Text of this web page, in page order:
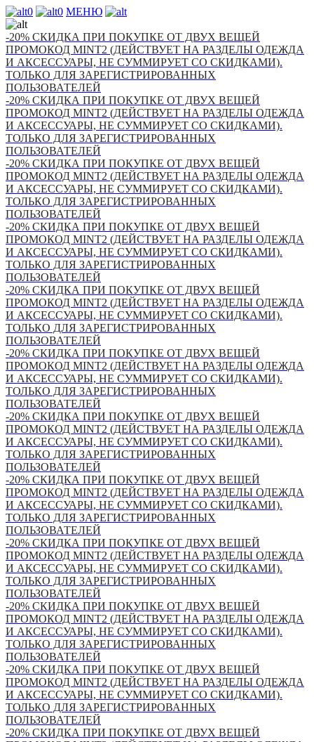
0 0 МЕНЮ
-20% СКИДКА ПРИ ПОКУПКЕ ОТ ДВУХ ВЕЩЕЙ
ПРОМОКОД MINT2 (ДЕЙСТВУЕТ НА РАЗДЕЛЫ ОДЕЖДА
И АКСЕССУАРЫ, НЕ СУММИРУЕТ СО СКИДКАМИ).
ТОЛЬКО ДЛЯ ЗАРЕГИСТРИРОВАННЫХ
ПОЛЬЗОВАТЕЛЕЙ
-20% СКИДКА ПРИ ПОКУПКЕ ОТ ДВУХ ВЕЩЕЙ
ПРОМОКОД MINT2 (ДЕЙСТВУЕТ НА РАЗДЕЛЫ ОДЕЖДА
И АКСЕССУАРЫ, НЕ СУММИРУЕТ СО СКИДКАМИ).
ТОЛЬКО ДЛЯ ЗАРЕГИСТРИРОВАННЫХ
ПОЛЬЗОВАТЕЛЕЙ
-20% СКИДКА ПРИ ПОКУПКЕ ОТ ДВУХ ВЕЩЕЙ
ПРОМОКОД MINT2 (ДЕЙСТВУЕТ НА РАЗДЕЛЫ ОДЕЖДА
И АКСЕССУАРЫ, НЕ СУММИРУЕТ СО СКИДКАМИ).
ТОЛЬКО ДЛЯ ЗАРЕГИСТРИРОВАННЫХ
ПОЛЬЗОВАТЕЛЕЙ
-20% СКИДКА ПРИ ПОКУПКЕ ОТ ДВУХ ВЕЩЕЙ
ПРОМОКОД MINT2 (ДЕЙСТВУЕТ НА РАЗДЕЛЫ ОДЕЖДА
И АКСЕССУАРЫ, НЕ СУММИРУЕТ СО СКИДКАМИ).
ТОЛЬКО ДЛЯ ЗАРЕГИСТРИРОВАННЫХ
ПОЛЬЗОВАТЕЛЕЙ
-20% СКИДКА ПРИ ПОКУПКЕ ОТ ДВУХ ВЕЩЕЙ
ПРОМОКОД MINT2 (ДЕЙСТВУЕТ НА РАЗДЕЛЫ ОДЕЖДА
И АКСЕССУАРЫ, НЕ СУММИРУЕТ СО СКИДКАМИ).
ТОЛЬКО ДЛЯ ЗАРЕГИСТРИРОВАННЫХ
ПОЛЬЗОВАТЕЛЕЙ
-20% СКИДКА ПРИ ПОКУПКЕ ОТ ДВУХ ВЕЩЕЙ
ПРОМОКОД MINT2 (ДЕЙСТВУЕТ НА РАЗДЕЛЫ ОДЕЖДА
И АКСЕССУАРЫ, НЕ СУММИРУЕТ СО СКИДКАМИ).
ТОЛЬКО ДЛЯ ЗАРЕГИСТРИРОВАННЫХ
ПОЛЬЗОВАТЕЛЕЙ
-20% СКИДКА ПРИ ПОКУПКЕ ОТ ДВУХ ВЕЩЕЙ
ПРОМОКОД MINT2 (ДЕЙСТВУЕТ НА РАЗДЕЛЫ ОДЕЖДА
И АКСЕССУАРЫ, НЕ СУММИРУЕТ СО СКИДКАМИ).
ТОЛЬКО ДЛЯ ЗАРЕГИСТРИРОВАННЫХ
ПОЛЬЗОВАТЕЛЕЙ
-20% СКИДКА ПРИ ПОКУПКЕ ОТ ДВУХ ВЕЩЕЙ
ПРОМОКОД MINT2 (ДЕЙСТВУЕТ НА РАЗДЕЛЫ ОДЕЖДА
И АКСЕССУАРЫ, НЕ СУММИРУЕТ СО СКИДКАМИ).
ТОЛЬКО ДЛЯ ЗАРЕГИСТРИРОВАННЫХ
ПОЛЬЗОВАТЕЛЕЙ
-20% СКИДКА ПРИ ПОКУПКЕ ОТ ДВУХ ВЕЩЕЙ
ПРОМОКОД MINT2 (ДЕЙСТВУЕТ НА РАЗДЕЛЫ ОДЕЖДА
И АКСЕССУАРЫ, НЕ СУММИРУЕТ СО СКИДКАМИ).
ТОЛЬКО ДЛЯ ЗАРЕГИСТРИРОВАННЫХ
ПОЛЬЗОВАТЕЛЕЙ
-20% СКИДКА ПРИ ПОКУПКЕ ОТ ДВУХ ВЕЩЕЙ
ПРОМОКОД MINT2 (ДЕЙСТВУЕТ НА РАЗДЕЛЫ ОДЕЖДА
И АКСЕССУАРЫ, НЕ СУММИРУЕТ СО СКИДКАМИ).
ТОЛЬКО ДЛЯ ЗАРЕГИСТРИРОВАННЫХ
ПОЛЬЗОВАТЕЛЕЙ
-20% СКИДКА ПРИ ПОКУПКЕ ОТ ДВУХ ВЕЩЕЙ
ПРОМОКОД MINT2 (ДЕЙСТВУЕТ НА РАЗДЕЛЫ ОДЕЖДА
И АКСЕССУАРЫ, НЕ СУММИРУЕТ СО СКИДКАМИ).
ТОЛЬКО ДЛЯ ЗАРЕГИСТРИРОВАННЫХ
ПОЛЬЗОВАТЕЛЕЙ
-20% СКИДКА ПРИ ПОКУПКЕ ОТ ДВУХ ВЕЩЕЙ